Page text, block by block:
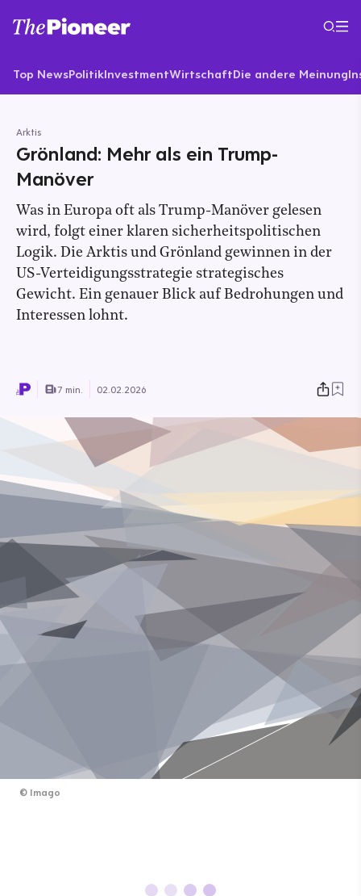
Top NewsPolitikInvestmentWirtschaftDie andere Meinung
Arktis
Grönland: Mehr als ein Trump-
Manöver
Was in Europa oft als Trump-Manöver gelesen
wird, folgt einer klaren sicherheitspolitischen
Logik. Die Arktis und Grönland gewinnen in der
US-Verteidigungsstrategie strategisches
Gewicht. Ein genauer Blick auf Bedrohungen und
Interessen lohnt.
7 min. 02.02.2026
© Imago